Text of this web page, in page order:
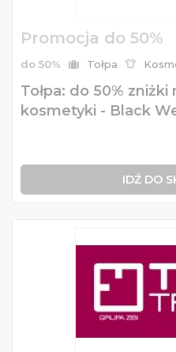
Promocja do 50%
do 50% Tołpa
Tołpa: do 50%
kosmetyki - Black
IDŹ DO